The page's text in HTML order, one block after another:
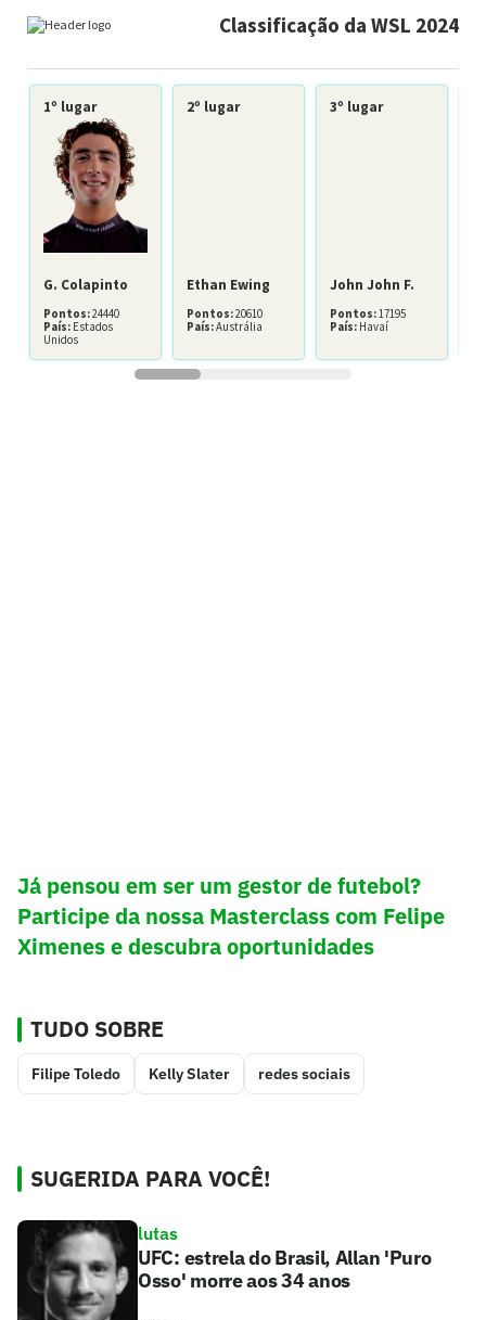
Já pensou em ser um gestor de futebol?
Participe da nossa Masterclass com Felipe
Ximenes e descubra oportunidades
TUDO SOBRE
Filipe Toledo Kelly Slater redes sociais
SUGERIDA PARA VOCÊ!
lutas
UFC: estrela do Brasil, Allan 'Puro
Osso' morre aos 34 anos